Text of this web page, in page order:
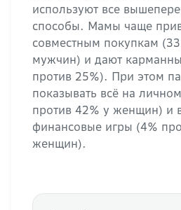
используют все
способы. Мамы чаще
совместным покупкам
мужчин) и дают
против 25%). При этом
показывать всё на
против 42% у женщин) и
финансовые игры (4%
женщин).